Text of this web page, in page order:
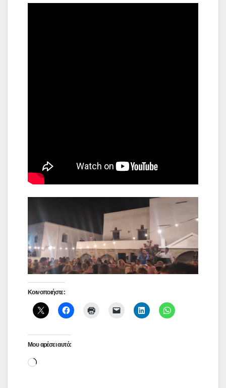
Κοινοποιήστε:
Μου αρέσει αυτό:
Loading…